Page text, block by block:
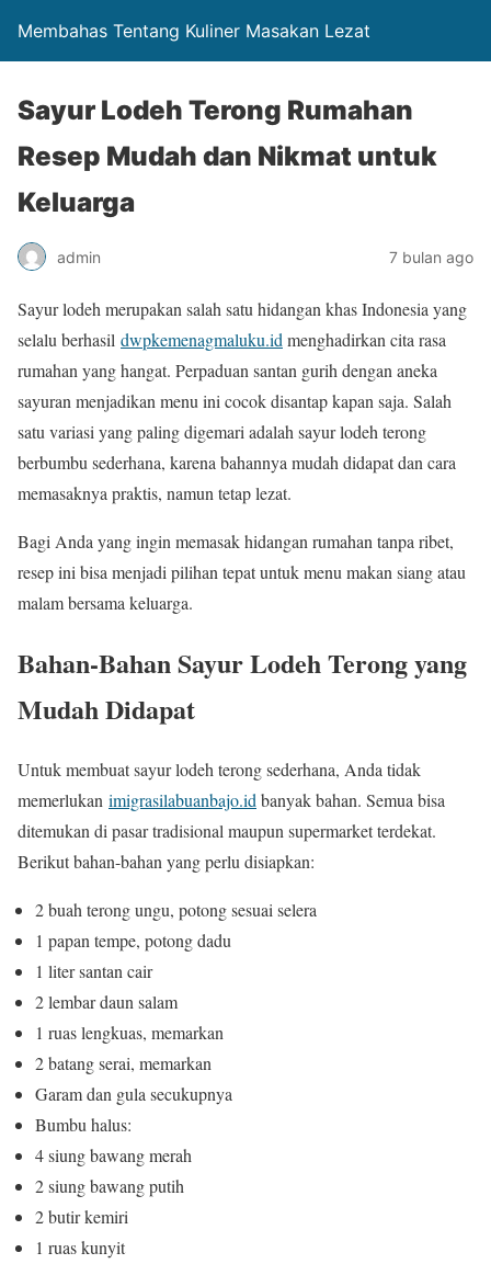
Membahas Tentang Kuliner Masakan Lezat
Sayur Lodeh Terong Rumahan
Resep Mudah dan Nikmat untuk
Keluarga
admin 7 bulan ago
Sayur lodeh merupakan salah satu hidangan khas Indonesia yang
selalu berhasil dwpkemenagmaluku.id menghadirkan cita rasa
rumahan yang hangat. Perpaduan santan gurih dengan aneka
sayuran menjadikan menu ini cocok disantap kapan saja. Salah
satu variasi yang paling digemari adalah sayur lodeh terong
berbumbu sederhana, karena bahannya mudah didapat dan cara
memasaknya praktis, namun tetap lezat.
Bagi Anda yang ingin memasak hidangan rumahan tanpa ribet,
resep ini bisa menjadi pilihan tepat untuk menu makan siang atau
malam bersama keluarga.
Bahan-Bahan Sayur Lodeh Terong yang
Mudah Didapat
Untuk membuat sayur lodeh terong sederhana, Anda tidak
memerlukan imigrasilabuanbajo.id banyak bahan. Semua bisa
ditemukan di pasar tradisional maupun supermarket terdekat.
Berikut bahan-bahan yang perlu disiapkan:
2 buah terong ungu, potong sesuai selera
1 papan tempe, potong dadu
1 liter santan cair
2 lembar daun salam
1 ruas lengkuas, memarkan
2 batang serai, memarkan
Garam dan gula secukupnya
Bumbu halus:
4 siung bawang merah
2 siung bawang putih
2 butir kemiri
1 ruas kunyit